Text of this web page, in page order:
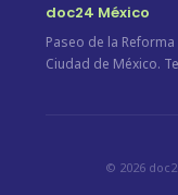
doc24 México
Paseo de la
Ciudad de México.
© 2026